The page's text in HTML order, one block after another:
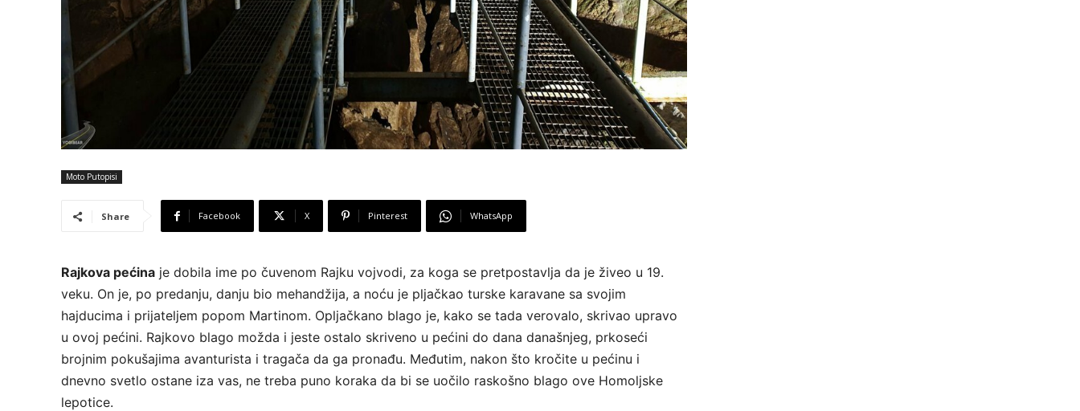
Moto Putopisi
Share Facebook X Pinterest WhatsApp
Rajkova pećina je dobila ime po čuvenom Rajku vojvodi, za koga se pretpostavlja da je živeo u 19.
veku. On je, po predanju, danju bio mehandžija, a noću je pljačkao turske karavane sa svojim
hajducima i prijateljem popom Martinom. Opljačkano blago je, kako se tada verovalo, skrivao upravo
u ovoj pećini. Rajkovo blago možda i jeste ostalo skriveno u pećini do dana današnjeg, prkoseći
brojnim pokušajima avanturista i tragača da ga pronađu. Međutim, nakon što kročite u pećinu i
dnevno svetlo ostane iza vas, ne treba puno koraka da bi se uočilo raskošno blago ove Homoljske
lepotice.